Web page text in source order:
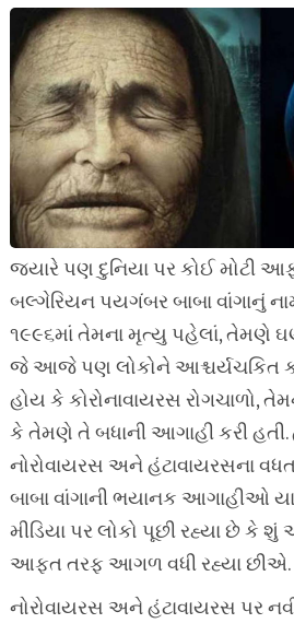
જ્યારે પણ દુનિયા પર કોઈ મોટી
બલ્ગેરિયન પયગંબર બાબા વાંગાનું
૧૯૯૬માં તેમના મૃત્યુ પહેલાં, તેમણે
જે આજે પણ લોકોને આશ્ચર્યચકિત
હોય કે કોરોનાવાયરસ રોગચાળો,
કે તેમણે તે બધાની આગાહી કરી હતી.
નોરોવાયરસ અને હંટાવાયરસના
બાબા વાંગાની ભયાનક આગાહીઓ
મીડિયા પર લોકો પૂછી રહ્યા છે કે
આફત તરફ આગળ વધી રહ્યા છીએ.
નોરોવાયરસ અને હંટાવાયરસ પર